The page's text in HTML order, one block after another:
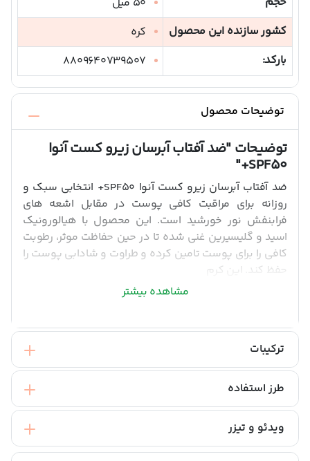
کشور سازنده این محصول
کره
بارکد:
8809640739507
توضیحات محصول
توضیحات"ضد آفتاب آبرسان زیرو کست آنوا
SPF50+"
ضد آفتاب آبرسان زیرو کست آنوا SPF50+ انتخابی سبک و
روزانه برای مراقبت کافی پوست در مقابل اشعه های
فرابنفش نور خورشید است. این محصول با هیالورونیک
اسید و گلیسیرین غنی شده تا در حین حفاظت موثر، رطوبت
کافی را برای پوست تامین کرده و طراوت و شادابی پوست را
حفظ کند. این کرم
مشاهده بیشتر
ترکیبات
طرز استفاده
ویدئو و تیزر